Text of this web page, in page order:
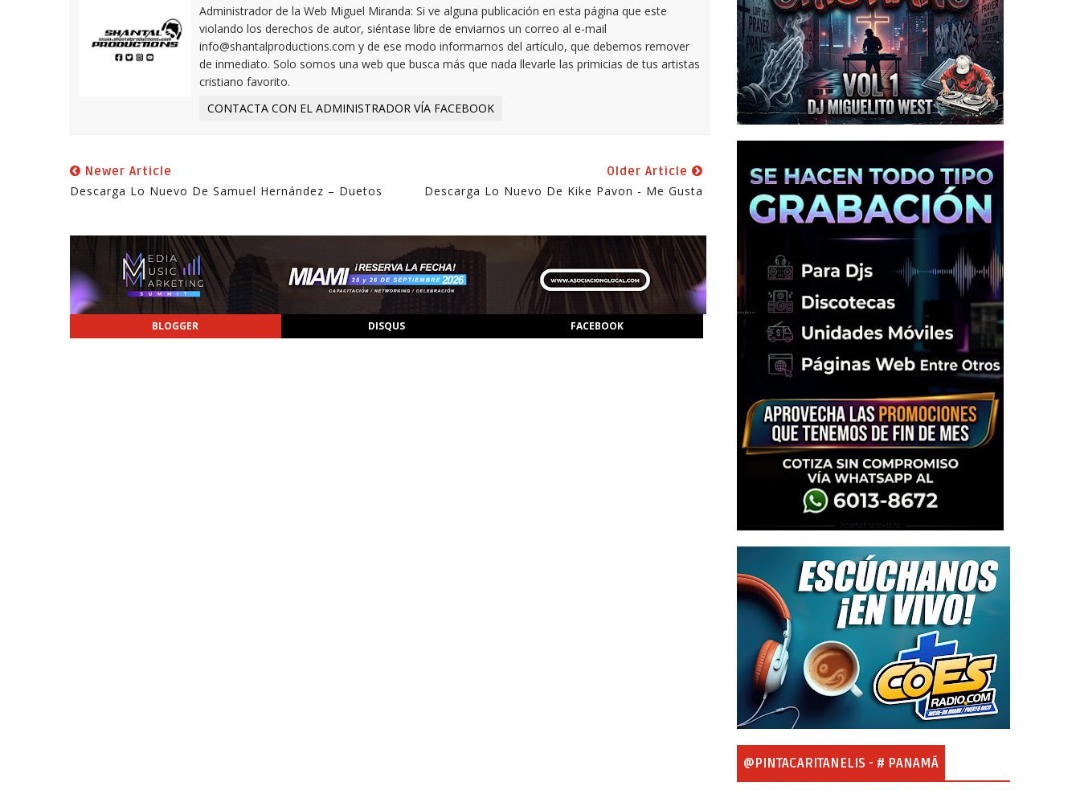
Administrador de la Web Miguel Miranda: Si ve alguna publicación en esta página que este
violando los derechos de autor, siéntase libre de enviarnos un correo al e-mail
info@shantalproductions.com y de ese modo informarnos del artículo, que debemos remover
de inmediato. Solo somos una web que busca más que nada llevarle las primicias de tus artistas
cristiano favorito.
CONTACTA CON EL ADMINISTRADOR VÍA FACEBOOK
Newer Article
Descarga Lo Nuevo De Samuel Hernández – Duetos
Older Article
Descarga Lo Nuevo De Kike Pavon - Me Gusta
BLOGGER DISQUS FACEBOOK
@PINTACARITANELIS - # PANAMÁ